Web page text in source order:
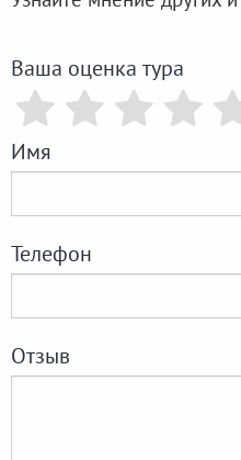
Ваша оценка тура
Имя
Телефон
Отзыв